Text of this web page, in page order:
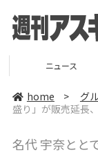
ニュース
home > グ
盛り」が販売延長
名代 宇奈とと